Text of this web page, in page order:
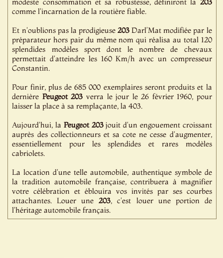
comme l'incarnation de la routière fiable.
Et n'oublions pas la prodigieuse203 Darl’Mat modifiée par le
préparateur hors pair du même nom qui réalisa au total 120
splendides modèles sport dont le nombre de chevaux
permettait d'atteindre les 160 Km/h avec un compresseur
Constantin.
Pour finir, plus de 685 000 exemplaires seront produits et la
dernière Peugeot 203 verra le jour le 26 février 1960, pour
laisser la place à sa remplaçante, la 403.
Aujourd'hui, la Peugeot 203jouit d'un engouement croissant
auprès des collectionneurs et sa cote ne cesse d'augmenter,
essentiellement pour les splendides et rares modèles
cabriolets.
La location d'une telle automobile, authentique symbole de
la tradition automobile française, contribuera à magnifier
votre célébration et éblouira vos invités par ses courbes
attachantes. Louer une203, c'est louer une portion de
l'héritage automobile français.